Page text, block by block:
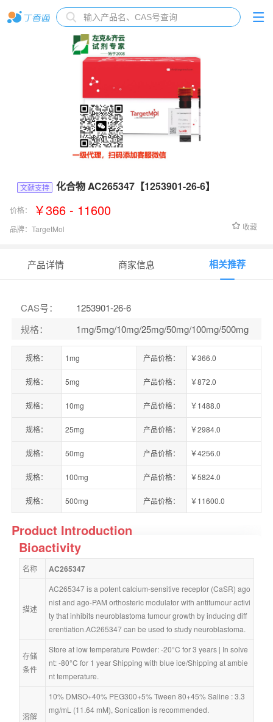
文献支持 化合物 AC265347【1253901-26-6】
价格： ￥366 - 11600
品牌： TargetMol 收藏
产品详情 商家信息 相关推荐
CAS号：
1253901-26-6
规格： 1mg/5mg/10mg/25mg/50mg/100mg/500mg
规格： 1mg 产品价格： ￥366.0
规格： 5mg 产品价格： ￥872.0
规格： 10mg 产品价格： ￥1488.0
规格： 25mg 产品价格： ￥2984.0
规格： 50mg 产品价格： ￥4256.0
规格： 100mg 产品价格： ￥5824.0
规格： 500mg 产品价格： ￥11600.0
Product Introduction
Bioactivity
名称 AC265347
描述
AC265347 is a potent calcium-sensitive receptor (CaSR) ago
nist and ago-PAM orthosteric modulator with antitumour activi
ty that inhibits neuroblastoma tumour growth by inducing diff
erentiation.AC265347 can be used to study neuroblastoma.
存储
条件
Store at low temperature Powder: -20°C for 3 years | In solve
nt: -80°C for 1 year Shipping with blue ice/Shipping at ambie
nt temperature.
溶解
10% DMSO+40% PEG300+5% Tween 80+45% Saline : 3.3
mg/mL (11.64 mM), Sonication is recommended.